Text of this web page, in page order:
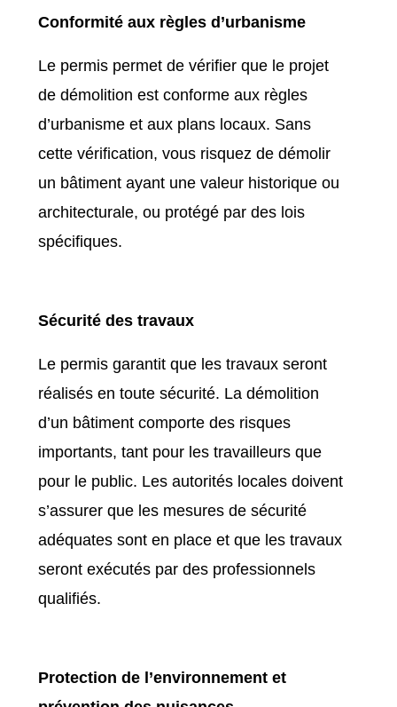
Conformité aux règles d’urbanisme
Le permis permet de vérifier que le projet
de démolition est conforme aux règles
d’urbanisme et aux plans locaux. Sans
cette vérification, vous risquez de démolir
un bâtiment ayant une valeur historique ou
architecturale, ou protégé par des lois
spécifiques.
Sécurité des travaux
Le permis garantit que les travaux seront
réalisés en toute sécurité. La démolition
d’un bâtiment comporte des risques
importants, tant pour les travailleurs que
pour le public. Les autorités locales doivent
s’assurer que les mesures de sécurité
adéquates sont en place et que les travaux
seront exécutés par des professionnels
qualifiés.
Protection de l’environnement et